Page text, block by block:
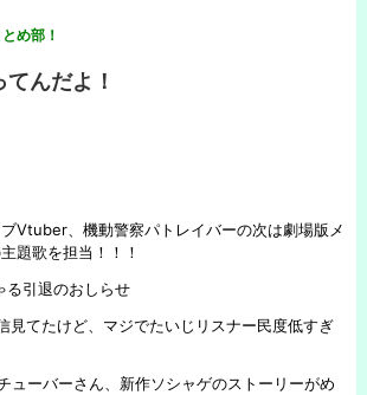
め部！
んだよ！
ブVtuber、機動警察パトレイバーの次は劇場版メ
題歌を担当！！！
る引退のおしらせ
見てたけど、マジでたいじリスナー民度低すぎ
ューバーさん、新作ソシャゲのストーリーがめ